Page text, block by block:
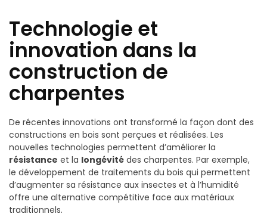
Technologie et
innovation dans la
construction de
charpentes
De récentes innovations ont transformé la façon dont des
constructions en bois sont perçues et réalisées. Les
nouvelles technologies permettent d’améliorer la
résistance et la longévité des charpentes. Par exemple,
le développement de traitements du bois qui permettent
d’augmenter sa résistance aux insectes et à l’humidité
offre une alternative compétitive face aux matériaux
traditionnels.